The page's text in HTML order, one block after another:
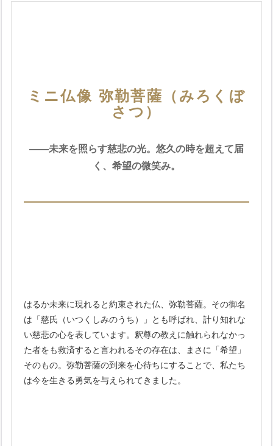
ミニ仏像 弥勒菩薩（みろくぼ
さつ）
――未来を照らす慈悲の光。悠久の時を超えて届
く、希望の微笑み。
はるか未来に現れると約束された仏、弥勒菩薩。その御名
は「慈氏（いつくしみのうち）」とも呼ばれ、計り知れな
い慈悲の心を表しています。釈尊の教えに触れられなかっ
た者をも救済すると言われるその存在は、まさに「希望」
そのもの。弥勒菩薩の到来を心待ちにすることで、私たち
は今を生きる勇気を与えられてきました。